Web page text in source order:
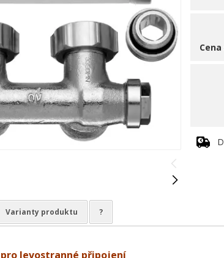
Cena
Varianty produktu ?
pro levostranné připojení